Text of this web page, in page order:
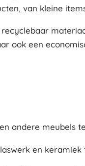
van kleine
ook een
andere meubels
en